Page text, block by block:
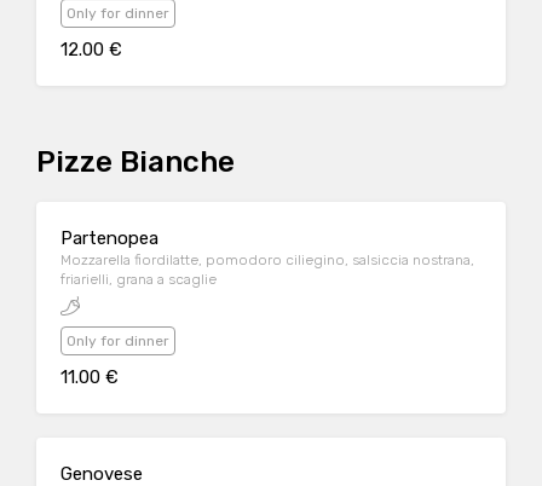
Only for dinner
12.00 €
Pizze Bianche
Partenopea
Mozzarella fiordilatte, pomodoro ciliegino, salsiccia nostrana,
friarielli, grana a scaglie
Only for dinner
11.00 €
Genovese